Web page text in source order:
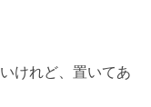
けれど、置いてあ